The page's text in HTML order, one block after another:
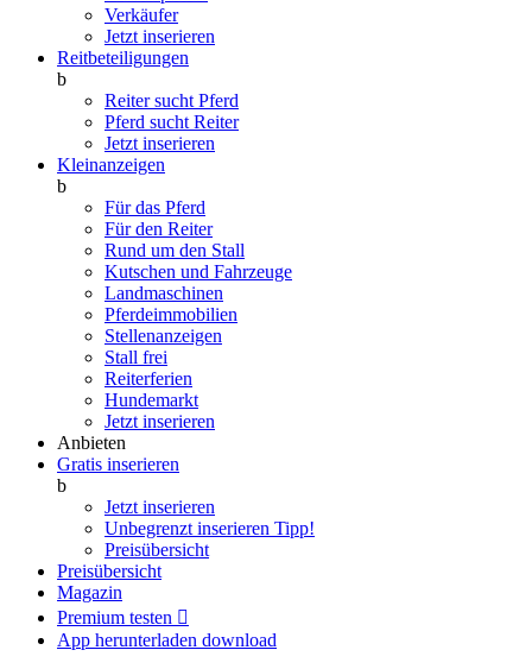
Verkäufer
Jetzt inserieren
Reitbeteiligungen
b
Reiter sucht Pferd
Pferd sucht Reiter
Jetzt inserieren
Kleinanzeigen
b
Für das Pferd
Für den Reiter
Rund um den Stall
Kutschen und Fahrzeuge
Landmaschinen
Pferdeimmobilien
Stellenanzeigen
Stall frei
Reiterferien
Hundemarkt
Jetzt inserieren
Anbieten
Gratis inserieren
b
Jetzt inserieren
Unbegrenzt inserieren Tipp!
Preisübersicht
Preisübersicht
Magazin
Premium testen 
App herunterladen download